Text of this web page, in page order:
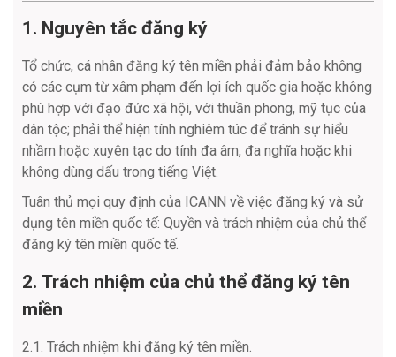
1. Nguyên tắc đăng ký
Tổ chức, cá nhân đăng ký tên miền phải đảm bảo không
có các cụm từ xâm phạm đến lợi ích quốc gia hoặc không
phù hợp với đạo đức xã hội, với thuần phong, mỹ tục của
dân tộc; phải thể hiện tính nghiêm túc để tránh sự hiểu
nhầm hoặc xuyên tạc do tính đa âm, đa nghĩa hoặc khi
không dùng dấu trong tiếng Việt.
Tuân thủ mọi quy định của ICANN về việc đăng ký và sử
dụng tên miền quốc tế: Quyền và trách nhiệm của chủ thể
đăng ký tên miền quốc tế.
2. Trách nhiệm của chủ thể đăng ký tên
miền
2.1. Trách nhiệm khi đăng ký tên miền.